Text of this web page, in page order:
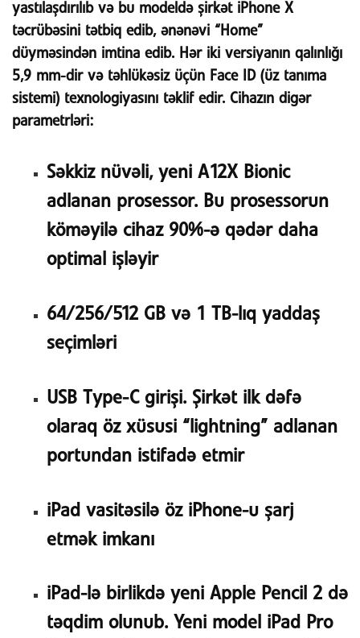
yastılaşdırılıb və bu modeldə şirkət iPhone X
təcrübəsini tətbiq edib, ənənəvi “Home”
düyməsindən imtina edib. Hər iki versiyanın qalınlığı
5,9 mm-dir və təhlükəsiz üçün Face ID (üz tanıma
sistemi) texnologiyasını təklif edir. Cihazın digər
parametrləri:
Səkkiz nüvəli, yeni A12X Bionic
adlanan prosessor. Bu prosessorun
köməyilə cihaz 90%-ə qədər daha
optimal işləyir
64/256/512 GB və 1 TB-lıq yaddaş
seçimləri
USB Type-C girişi. Şirkət ilk dəfə
olaraq öz xüsusi “lightning” adlanan
portundan istifadə etmir
iPad vasitəsilə öz iPhone-u şarj
etmək imkanı
iPad-lə birlikdə yeni Apple Pencil 2 də
təqdim olunub. Yeni model iPad Pro